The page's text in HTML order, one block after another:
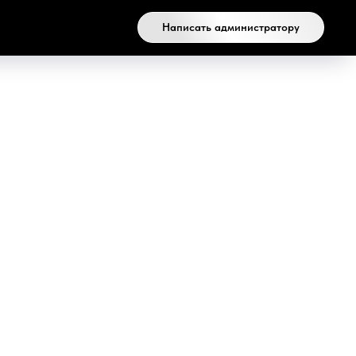
Написать администратору